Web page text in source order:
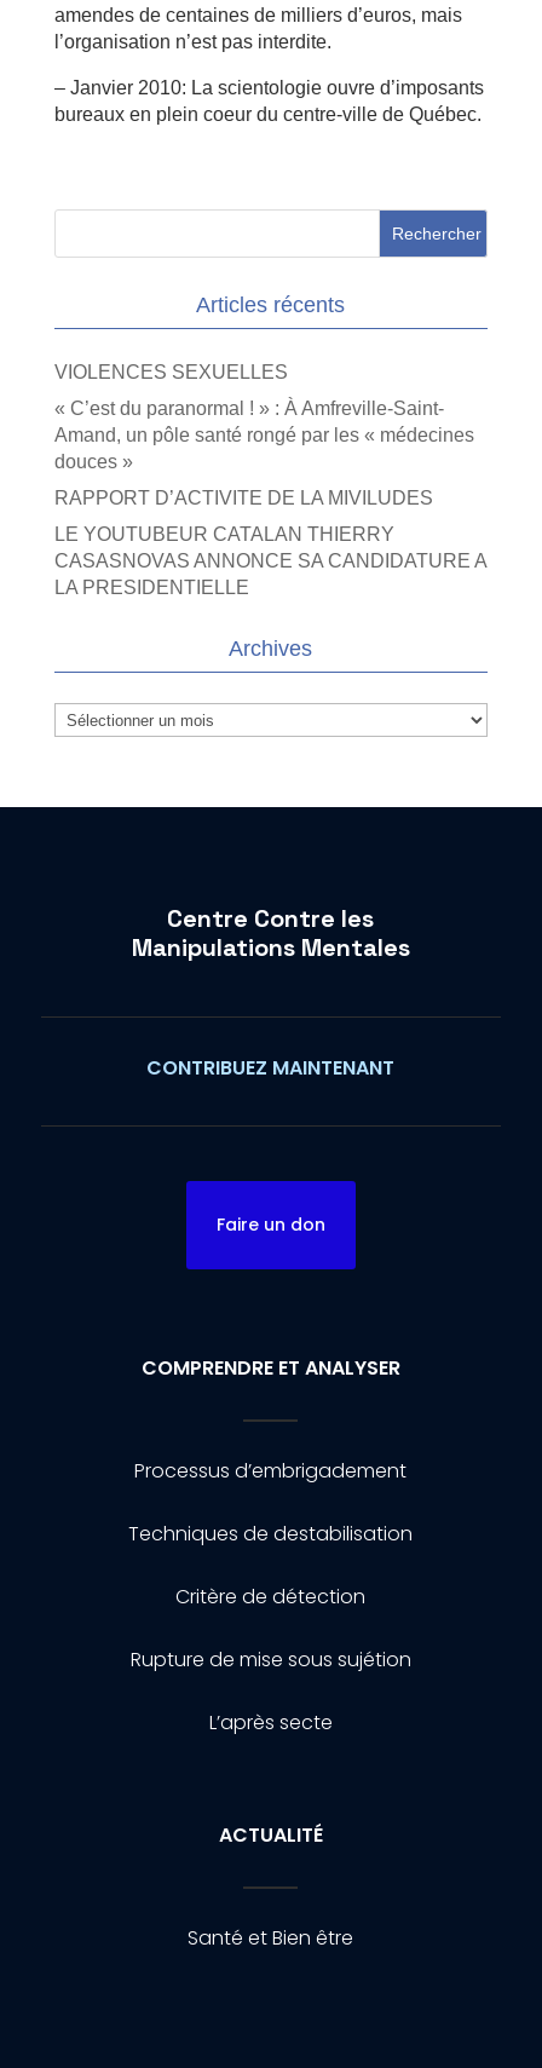
amendes de centaines de milliers d’euros, mais
l’organisation n’est pas interdite.
– Janvier 2010: La scientologie ouvre d’imposants
bureaux en plein coeur du centre-ville de Québec.
Articles récents
VIOLENCES SEXUELLES
« C’est du paranormal ! » : À Amfreville-Saint-
Amand, un pôle santé rongé par les « médecines
douces »
RAPPORT D’ACTIVITE DE LA MIVILUDES
LE YOUTUBEUR CATALAN THIERRY
CASASNOVAS ANNONCE SA CANDIDATURE A
LA PRESIDENTIELLE
Archives
Archives
Centre Contre les
Manipulations Mentales
CONTRIBUEZ MAINTENANT
Faire un don
COMPRENDRE ET ANALYSER
Processus d’embrigadement
Techniques de destabilisation
Critère de détection
Rupture de mise sous sujétion
L’après secte
ACTUALITÉ
Santé et Bien être